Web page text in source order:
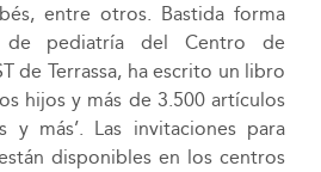
entre otros. Bastida forma
pediatría del Centro de
de Terrassa, ha escrito un libro
hijos y más de 3.500 artículos
y más’. Las invitaciones para
disponibles en los centros